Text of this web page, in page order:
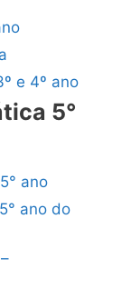
e 4º ano
5°
ano
ano do